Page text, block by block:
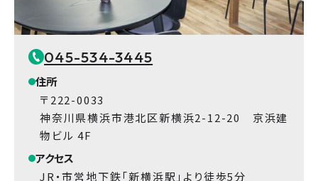
045-534-3445
住所
〒222-0033
神奈川県横浜市港北区新横浜2-12-20 京浜建
物ビル 4F
アクセス
JR・市営地下鉄「新横浜駅」より徒歩5分